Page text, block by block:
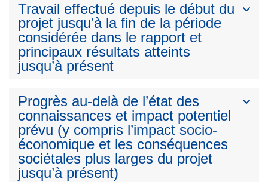
Travail effectué depuis le début du
projet jusqu’à la fin de la période
considérée dans le rapport et
principaux résultats atteints
jusqu’à présent
Progrès au-delà de l’état des
connaissances et impact potentiel
prévu (y compris l’impact socio-
économique et les conséquences
sociétales plus larges du projet
jusqu’à présent)